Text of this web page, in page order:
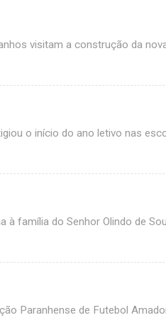
visitam a construção da
o início do ano letivo nas
família do Senhor Olindo de
Paranhense de Futebol